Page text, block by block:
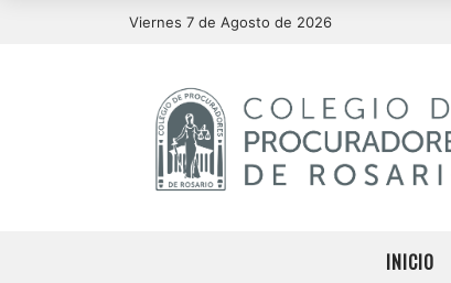
Viernes 7 de Agosto de 2026
INICIO